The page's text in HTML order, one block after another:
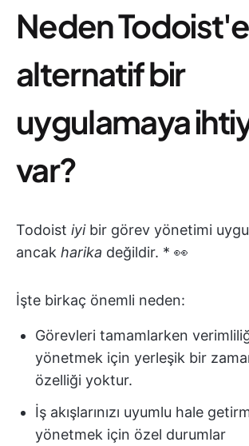
Neden Todoist'e
alternatif bir
uygulamaya
var?
Todoist iyibir görev yönetimi
ancak harika değildir. * 👀
İşte birkaç önemli neden:
Görevleri tamamlarken
yönetmek için yerleşik bir
özelliği yoktur.
İş akışlarınızı uyumlu hale
yönetmek için özel durumlar